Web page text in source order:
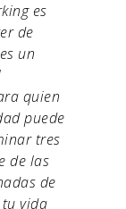
es
de
un
quien
puede
tres
de las
de
vida